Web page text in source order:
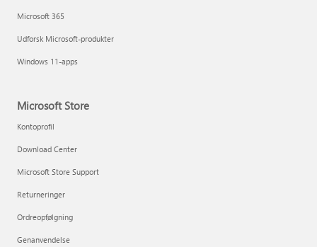
Microsoft 365
Udforsk Microsoft-produkter
Windows 11-apps
Microsoft Store
Kontoprofil
Download Center
Microsoft Store Support
Returneringer
Ordreopfølgning
Genanvendelse